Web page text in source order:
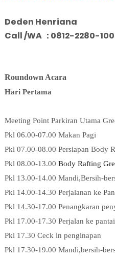
Deden Henriana
Call /WA : 0812-2280-
Roundown Acara
Hari Pertama
Meeting Point Parkiran Utama
Pkl 06.00-07.00 Makan Pagi
Pkl 07.00-08.00 Persiapan Body
Pkl 08.00-13.00 Body Rafting
Pkl 13.00-14.00 Mandi,Bersih-
Pkl 14.00-14.30 Perjalanan ke
Pkl 14.30-17.00 Penangkaran
Pkl 17.00-17.30 Perjalan ke
Pkl 17.30 Ceck in penginapan
Pkl 17.30-19.00 Mandi,bersih-